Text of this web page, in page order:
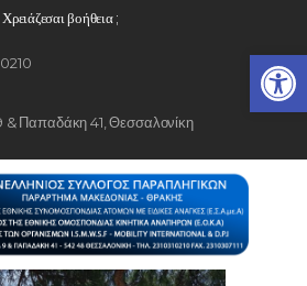
Χρειάζεσαι βοήθεια ;
& Παπαδάκη 41, Θεσσαλονίκη